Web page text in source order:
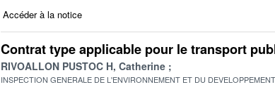
Accéder à la notice
Contrat type applicable pour le transport
RIVOALLON PUSTOC H, Catherine
INSPECTION GENERALE DE L'ENVIRONNEMENT ET DU